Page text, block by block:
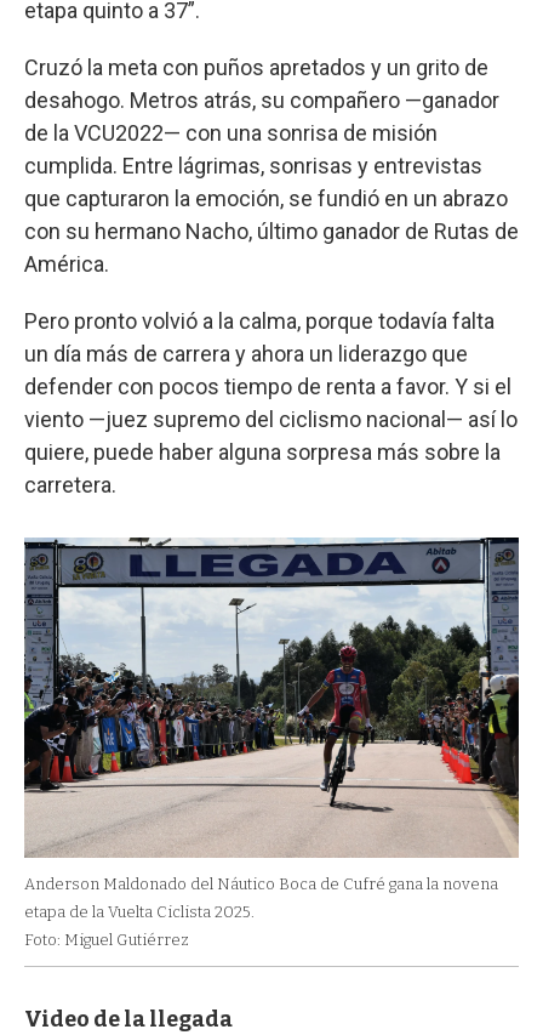
etapa quinto a 37”.
Cruzó la meta con puños apretados y un grito de
desahogo. Metros atrás, su compañero —ganador
de la VCU2022— con una sonrisa de misión
cumplida. Entre lágrimas, sonrisas y entrevistas
que capturaron la emoción, se fundió en un abrazo
con su hermano Nacho, último ganador de Rutas de
América.
Pero pronto volvió a la calma, porque todavía falta
un día más de carrera y ahora un liderazgo que
defender con pocos tiempo de renta a favor. Y si el
viento —juez supremo del ciclismo nacional— así lo
quiere, puede haber alguna sorpresa más sobre la
carretera.
Anderson Maldonado del Náutico Boca de Cufré gana la novena
etapa de la Vuelta Ciclista 2025.
Foto: Miguel Gutiérrez
Video de la llegada